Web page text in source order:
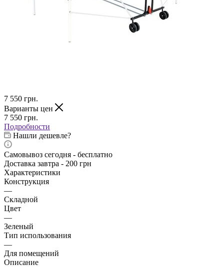
7 550 грн.
Варианты цен
7 550 грн.
Подробности
Нашли дешевле?
Самовывоз сегодня - бесплатно
Доставка завтра - 200 грн
Характеристики
Конструкция
—
Складной
Цвет
—
Зеленый
Тип использования
—
Для помещений
Описание